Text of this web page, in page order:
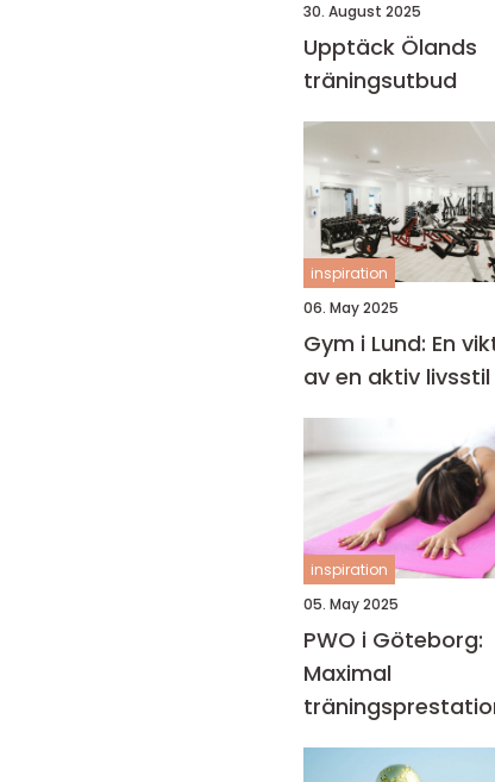
30. August 2025
Upptäck Ölands
träningsutbud
inspiration
06. May 2025
Gym i Lund: En
av en aktiv livsstil
inspiration
05. May 2025
PWO i Göteborg:
Maximal
fokus